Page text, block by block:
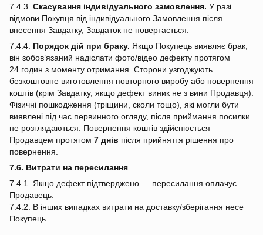
7.4.3. Скасування індивідуального замовлення. У разі
відмови Покупця від індивідуального Замовлення після
внесення Завдатку, Завдаток не повертається.
7.4.4. Порядок дій при браку. Якщо Покупець виявляє брак,
він зобов’язаний надіслати фото/відео дефекту протягом
24 годин з моменту отримання. Сторони узгоджують
безкоштовне виготовлення повторного виробу або повернення
коштів (крім Завдатку, якщо дефект виник не з вини Продавця).
Фізичні пошкодження (тріщини, сколи тощо), які могли бути
виявлені під час первинного огляду, після приймання посилки
не розглядаються. Повернення коштів здійснюється
Продавцем протягом 7 днів після прийняття рішення про
повернення.
7.6. Витрати на пересилання
7.4.1. Якщо дефект підтверджено — пересилання оплачує
Продавець.
7.4.2. В інших випадках витрати на доставку/зберігання несе
Покупець.